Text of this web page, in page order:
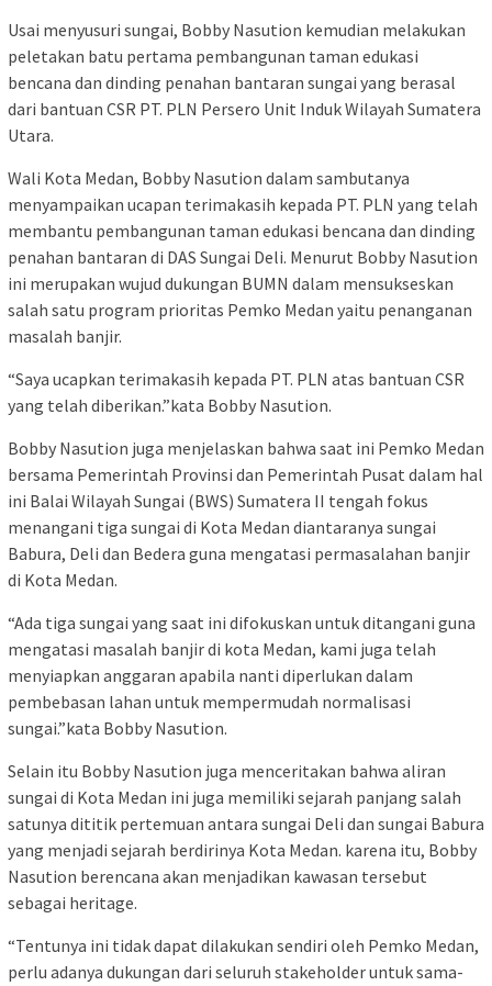
Usai menyusuri sungai, Bobby Nasution kemudian melakukan
peletakan batu pertama pembangunan taman edukasi
bencana dan dinding penahan bantaran sungai yang berasal
dari bantuan CSR PT. PLN Persero Unit Induk Wilayah Sumatera
Utara.
Wali Kota Medan, Bobby Nasution dalam sambutanya
menyampaikan ucapan terimakasih kepada PT. PLN yang telah
membantu pembangunan taman edukasi bencana dan dinding
penahan bantaran di DAS Sungai Deli. Menurut Bobby Nasution
ini merupakan wujud dukungan BUMN dalam mensukseskan
salah satu program prioritas Pemko Medan yaitu penanganan
masalah banjir.
“Saya ucapkan terimakasih kepada PT. PLN atas bantuan CSR
yang telah diberikan.”kata Bobby Nasution.
Bobby Nasution juga menjelaskan bahwa saat ini Pemko Medan
bersama Pemerintah Provinsi dan Pemerintah Pusat dalam hal
ini Balai Wilayah Sungai (BWS) Sumatera II tengah fokus
menangani tiga sungai di Kota Medan diantaranya sungai
Babura, Deli dan Bedera guna mengatasi permasalahan banjir
di Kota Medan.
“Ada tiga sungai yang saat ini difokuskan untuk ditangani guna
mengatasi masalah banjir di kota Medan, kami juga telah
menyiapkan anggaran apabila nanti diperlukan dalam
pembebasan lahan untuk mempermudah normalisasi
sungai.”kata Bobby Nasution.
Selain itu Bobby Nasution juga menceritakan bahwa aliran
sungai di Kota Medan ini juga memiliki sejarah panjang salah
satunya dititik pertemuan antara sungai Deli dan sungai Babura
yang menjadi sejarah berdirinya Kota Medan. karena itu, Bobby
Nasution berencana akan menjadikan kawasan tersebut
sebagai heritage.
“Tentunya ini tidak dapat dilakukan sendiri oleh Pemko Medan,
perlu adanya dukungan dari seluruh stakeholder untuk sama-